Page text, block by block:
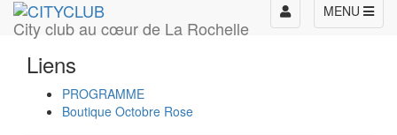
City club au cœur de La Rochelle
MENU
Toggle
navigation
Liens
PROGRAMME
Boutique Octobre Rose